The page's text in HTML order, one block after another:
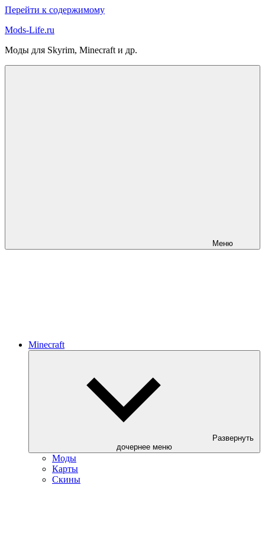
Перейти к содержимому
Mods-Life.ru
Моды для Skyrim, Minecraft и др.
Меню
Minecraft
Развернуть
дочернее меню
Моды
Карты
Скины